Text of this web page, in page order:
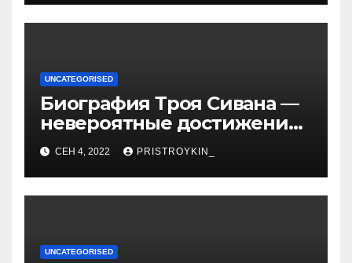
UNCATEGORISED
Биография Троя Сивана —
невероятные достижения,
искристая карьера и
тайная личная жизнь гуру
YouTube
СЕН 4, 2022 PRISTROYKIN_
UNCATEGORISED